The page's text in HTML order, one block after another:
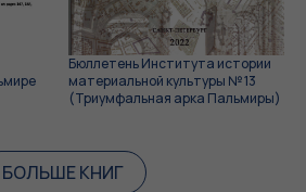
Бюллетень Института истории
материальной культуры № 13
(Триумфальная арка Пальмиры)
БОЛЬШЕ КНИГ